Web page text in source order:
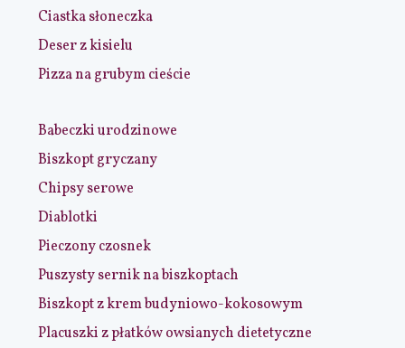
Ciastka słoneczka
Deser z kisielu
Pizza na grubym cieście
Babeczki urodzinowe
Biszkopt gryczany
Chipsy serowe
Diablotki
Pieczony czosnek
Puszysty sernik na biszkoptach
Biszkopt z krem budyniowo-kokosowym
Placuszki z płatków owsianych dietetyczne